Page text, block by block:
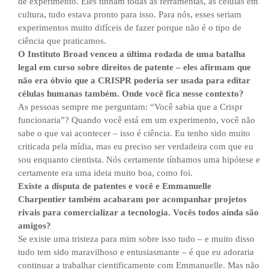
cultura, tudo estava pronto para isso. Para nós, esses seriam
experimentos muito difíceis de fazer porque não é o tipo de
ciência que praticamos.
O Instituto Broad venceu a última rodada de uma batalha
legal em curso sobre direitos de patente – eles afirmam que
não era óbvio que a CRISPR poderia ser usada para editar
células humanas também. Onde você fica nesse contexto?
As pessoas sempre me perguntam: “Você sabia que a Crispr
funcionaria”? Quando você está em um experimento, você não
sabe o que vai acontecer – isso é ciência. Eu tenho sido muito
criticada pela mídia, mas eu preciso ser verdadeira com que eu
sou enquanto cientista. Nós certamente tínhamos uma hipótese e
certamente era uma ideia muito boa, como foi.
Existe a disputa de patentes e você e Emmanuelle
Charpentier também acabaram por acompanhar projetos
rivais para comercializar a tecnologia. Vocês todos ainda são
amigos?
Se existe uma tristeza para mim sobre isso tudo – e muito disso
tudo tem sido maravilhoso e entusiasmante – é que eu adoraria
continuar a trabalhar cientificamente com Emmanuelle. Mas não